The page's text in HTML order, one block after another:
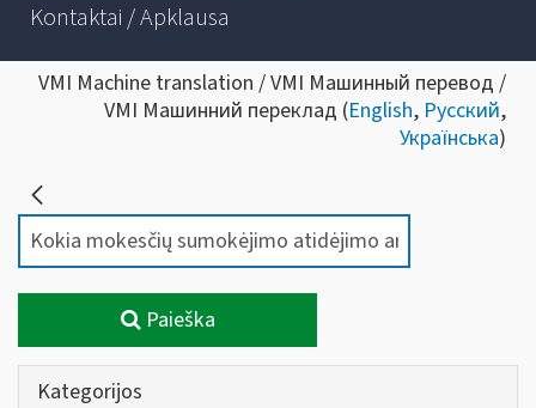
Kontaktai / Apklausa
VMI Machine translation / VMI Машинный перевод /
VMI Машинний переклад (English, Русский,
Українська)
Paieška
Kategorijos